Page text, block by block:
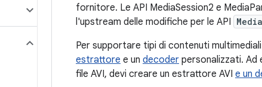
fornitore. Le API MediaSession2 e
l'upstream delle modifiche per le API
Per supportare tipi di contenuti
estrattore e un decoder personalizzati. Ad
file AVI, devi creare un estrattore AVI e un